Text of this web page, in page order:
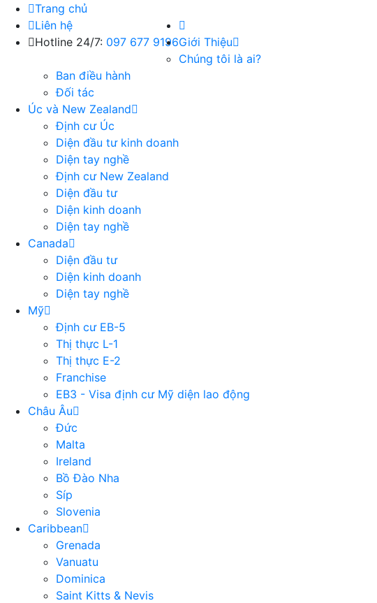
Trang chủ
Liên hệ
Hotline 24/7: 097 677 9196Giới Thiệu
Chúng tôi là ai?
Ban điều hành
Đối tác
Úc và New Zealand
Định cư Úc
Diện đầu tư kinh doanh
Diện tay nghề
Định cư New Zealand
Diện đầu tư
Diện kinh doanh
Diện tay nghề
Canada
Diện đầu tư
Diện kinh doanh
Diện tay nghề
Mỹ
Định cư EB-5
Thị thực L-1
Thị thực E-2
Franchise
EB3 - Visa định cư Mỹ diện lao động
Châu Âu
Đức
Malta
Ireland
Bồ Đào Nha
Síp
Slovenia
Caribbean
Grenada
Vanuatu
Dominica
Saint Kitts & Nevis